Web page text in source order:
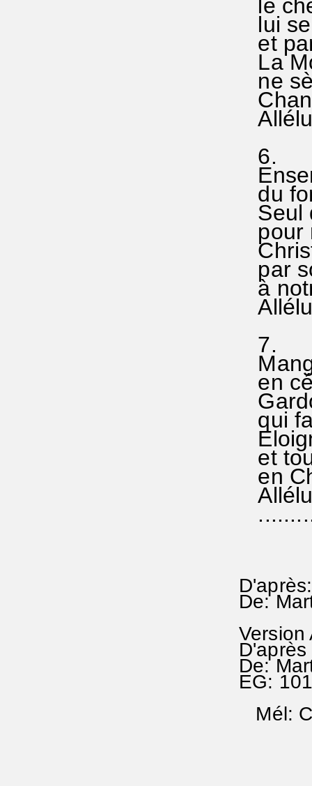
le
lui
et
La
ne
du
Seul
pour
par
à
7.
en
qui
et
en
De:
Version
De:
EG:
Mél: